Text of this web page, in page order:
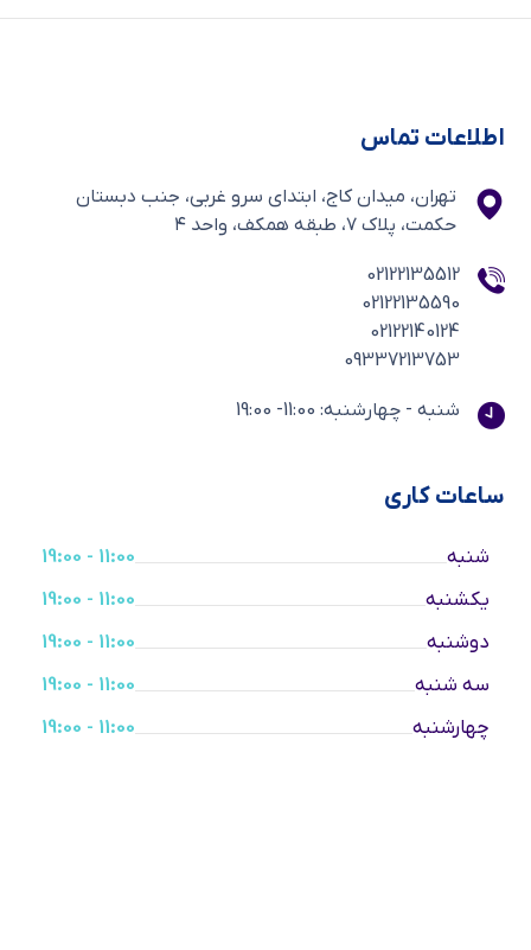
اطلاعات تماس
تهران، میدان کاج، ابتدای سرو غربی، جنب دبستان
حکمت، پلاک ۷، طبقه همکف، واحد ۴
02122135512
02122135590
02122140124
09337213753
شنبه - چهارشنبه: 11:00- 19:00
ساعات کاری
شنبه
11:00 - 19:00
یکشنبه
11:00 - 19:00
دوشنبه
11:00 - 19:00
سه شنبه
11:00 - 19:00
چهارشنبه
11:00 - 19:00